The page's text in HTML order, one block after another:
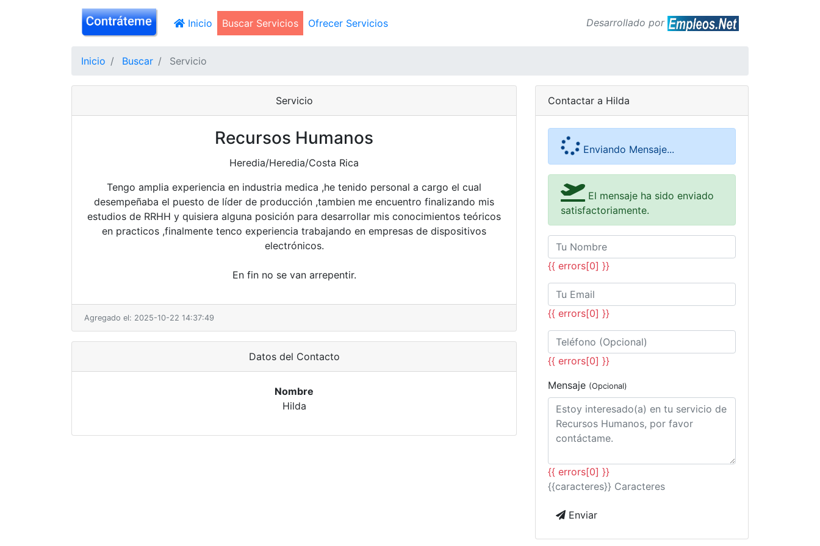
Inicio(current)
Buscar Servicios Ofrecer Servicios Desarrollado por
Inicio Buscar Servicio
Servicio
Recursos Humanos
Heredia/Heredia/Costa Rica
Tengo amplia experiencia en industria medica ,he tenido personal a cargo el cual
desempeñaba el puesto de líder de producción ,tambien me encuentro finalizando mis
estudios de RRHH y quisiera alguna posición para desarrollar mis conocimientos teóricos
en practicos ,finalmente tenco experiencia trabajando en empresas de dispositivos
electrónicos.
En fin no se van arrepentir.
Agregado el: 2025-10-22 14:37:49
Datos del Contacto
Nombre
Hilda
Contactar a Hilda
Enviando Mensaje...
El mensaje ha sido enviado
satisfactoriamente.
{{ errors[0] }}
{{ errors[0] }}
{{ errors[0] }}
Mensaje (Opcional)
{{ errors[0] }}
{{caracteres}} Caracteres
Enviar